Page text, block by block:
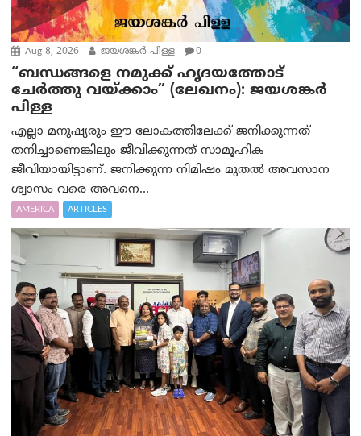
Aug 8, 2026 ജയശങ്കര്‍ പിള്ള 0
“ബന്ധങ്ങളെ നമുക്ക് ഹൃദയത്തോട്
ചേർത്തു വയ്ക്കാം” (ലേഖനം): ജയശങ്കര്‍
പിള്ള
എല്ലാ മനുഷ്യരും ഈ ലോകത്തിലേക്ക് ജനിക്കുന്നത്
തനിച്ചാണെങ്കിലും ജീവിക്കുന്നത് സാമൂഹിക
ജീവിയായിട്ടാണ്. ജനിക്കുന്ന നിമിഷം മുതൽ അവസാന
ശ്വാസം വരെ അവനെ...
AMERICA ARTICLES